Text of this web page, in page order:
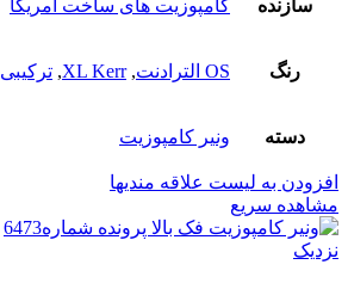
سازنده کامپوزیت های ساخت آمریکا
رنگ OS الترادنت ,
XL Kerr
, ترکیبی
دسته ونیر کامپوزیت
افزودن به لیست علاقه مندیها
مشاهده سریع
نزدیک